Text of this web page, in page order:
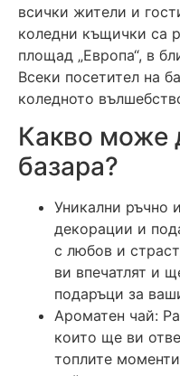
всички жители и
коледни къщички са
площад „Европа“, в
Всеки посетител на
коледното
Какво може
базара?
Уникални ръчно
декорации и
с любов и
ви впечатлят и
подаръци за
Ароматен чай:
които ще ви
топлите